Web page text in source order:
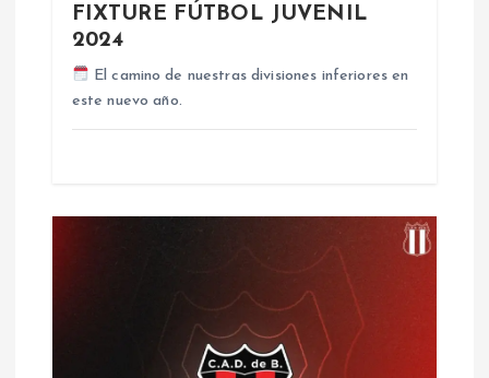
d
FIXTURE FÚTBOL JUVENIL
2024
El camino de nuestras divisiones inferiores en
este nuevo año.